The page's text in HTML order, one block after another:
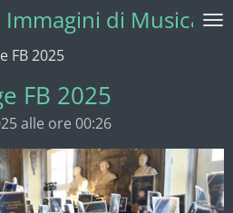
Immagini di Musica
FB 2025
FB 2025
alle ore 00:26